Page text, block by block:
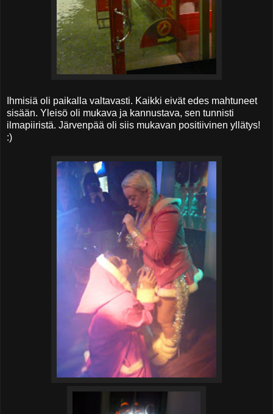
Ihmisiä oli paikalla valtavasti. Kaikki eivät edes mahtuneet
sisään. Yleisö oli mukava ja kannustava, sen tunnisti
ilmapiiristä. Järvenpää oli siis mukavan positiivinen yllätys!
:)